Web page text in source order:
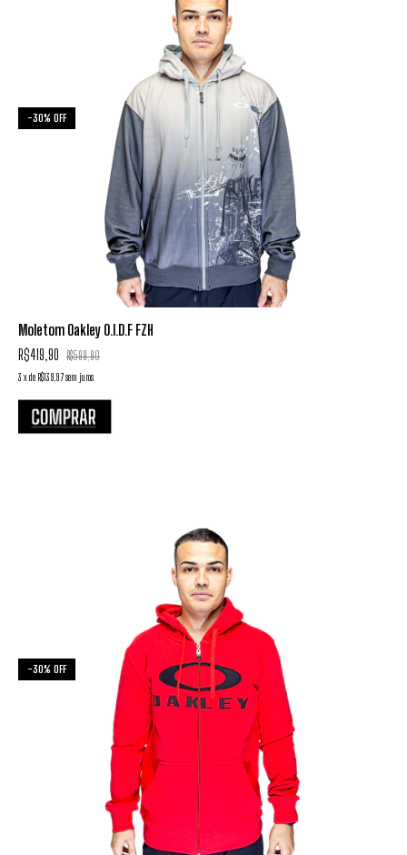
-30% OFF
Moletom Oakley O.I.D.F FZH
R$419,90 R$599,90
3 xde R$139,97sem juros
-30% OFF